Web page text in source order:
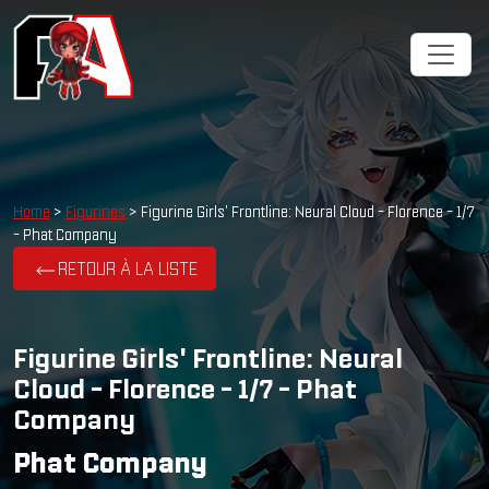
Home > Figurines > Figurine Girls' Frontline: Neural Cloud - Florence - 1/7
- Phat Company
RETOUR À LA LISTE
Figurine Girls' Frontline: Neural
Cloud - Florence - 1/7 - Phat
Company
Phat Company
Cookies management panel